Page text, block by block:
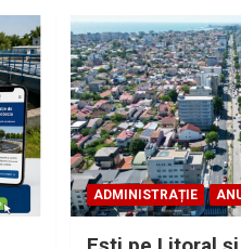
ADMINISTRAȚIE